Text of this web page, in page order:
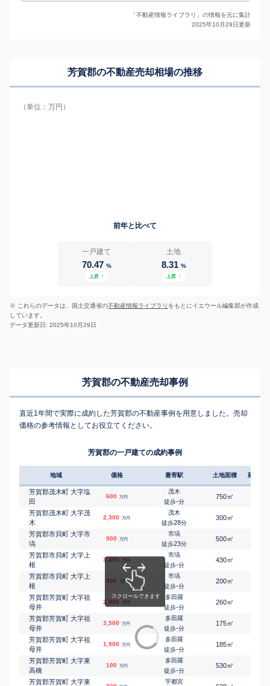
「不動産情報ライブラリ」の情報を元に集計
2025年10月29日更新
芳賀郡の不動産売却相場の推移
（単位：万円）
前年と比べて
一戸建て
70.47 %
上昇 ↑
土地
8.31 %
上昇 ↑
※ これらのデータは、国土交通省の不動産情報ライブラリ をもとにイエウール編集部が作成
しています。
データ更新日: 2025年10月29日
芳賀郡の不動産売却事例
直近1年間で実際に成約した芳賀郡の不動産事例を用意しました。売却
価格の参考情報としてお役立てください。
芳賀郡の一戸建ての成約事例
地域 価格 最寄駅 土地面積 延床面
芳賀郡茂木町 大字塩
田
600 万円
茂木
徒歩-分
750㎡
芳賀郡茂木町 大字茂
木
2,300 万円
茂木
徒歩28分
300㎡
芳賀郡市貝町 大字市
塙
900 万円
市塙
徒歩23分
500㎡
芳賀郡市貝町 大字上
根
3,400 万円
市塙
徒歩-分
430㎡
芳賀郡市貝町 大字上
根
430 万円
市塙
徒歩-分
200㎡
芳賀郡芳賀町 大字祖
母井
2,900 万円
多田羅
徒歩-分
260㎡
芳賀郡芳賀町 大字祖
母井
3,500 万円
多田羅
徒歩-分
175㎡
芳賀郡芳賀町 大字祖
母井
1,900 万円
多田羅
徒歩-分
185㎡
芳賀郡芳賀町 大字東
高橋
100 万円
多田羅
徒歩-分
530㎡
芳賀郡芳賀町 大字東 宇都宮